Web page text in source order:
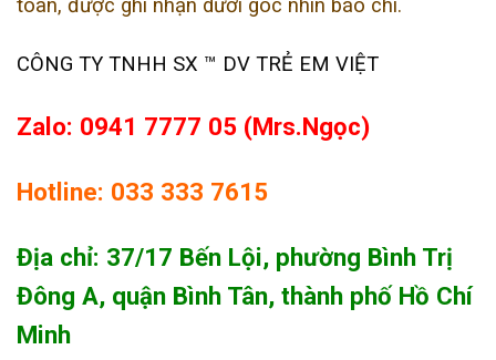
toàn, được ghi nhận dưới góc nhìn báo chí.
CÔNG TY TNHH SX ™ DV TRẺ EM VIỆT
Zalo: 0941 7777 05 (Mrs.Ngọc)
Hotline: 033 333 7615
Địa chỉ: 37/17 Bến Lội, phường Bình Trị
Đông A, quận Bình Tân, thành phố Hồ Chí
Minh